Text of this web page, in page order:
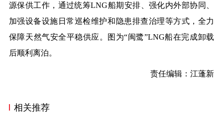
源保供工作，通过统筹LNG船期安排、强化内外部协同、
加强设备设施日常巡检维护和隐患排查治理等方式，全力
保障天然气安全平稳供应。图为“闽鹭”LNG船在完成卸载
后顺利离泊。
责任编辑：江蓬新
相关推荐